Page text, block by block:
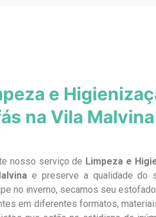
e
na Vila Malvina
nosso serviço de Limpeza e
e preserve a qualidade do
no inverno, secamos seu
em diferentes formatos,